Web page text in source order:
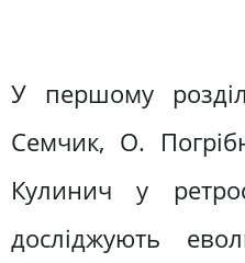
У першому
Семчик, О.
Кулинич у
досліджують